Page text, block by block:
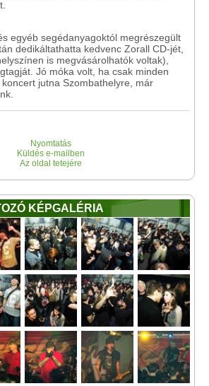
egyéb segédanyagoktól megrészegült
dedikáltathatta kedvenc Zorall CD-jét,
is megvásárolhatók voltak),
Jó móka volt, ha csak minden
jutna Szombathelyre, már
Nyomtatás
Küldés e-mailben
Az oldal tetejére
KÉPGALÉRIA